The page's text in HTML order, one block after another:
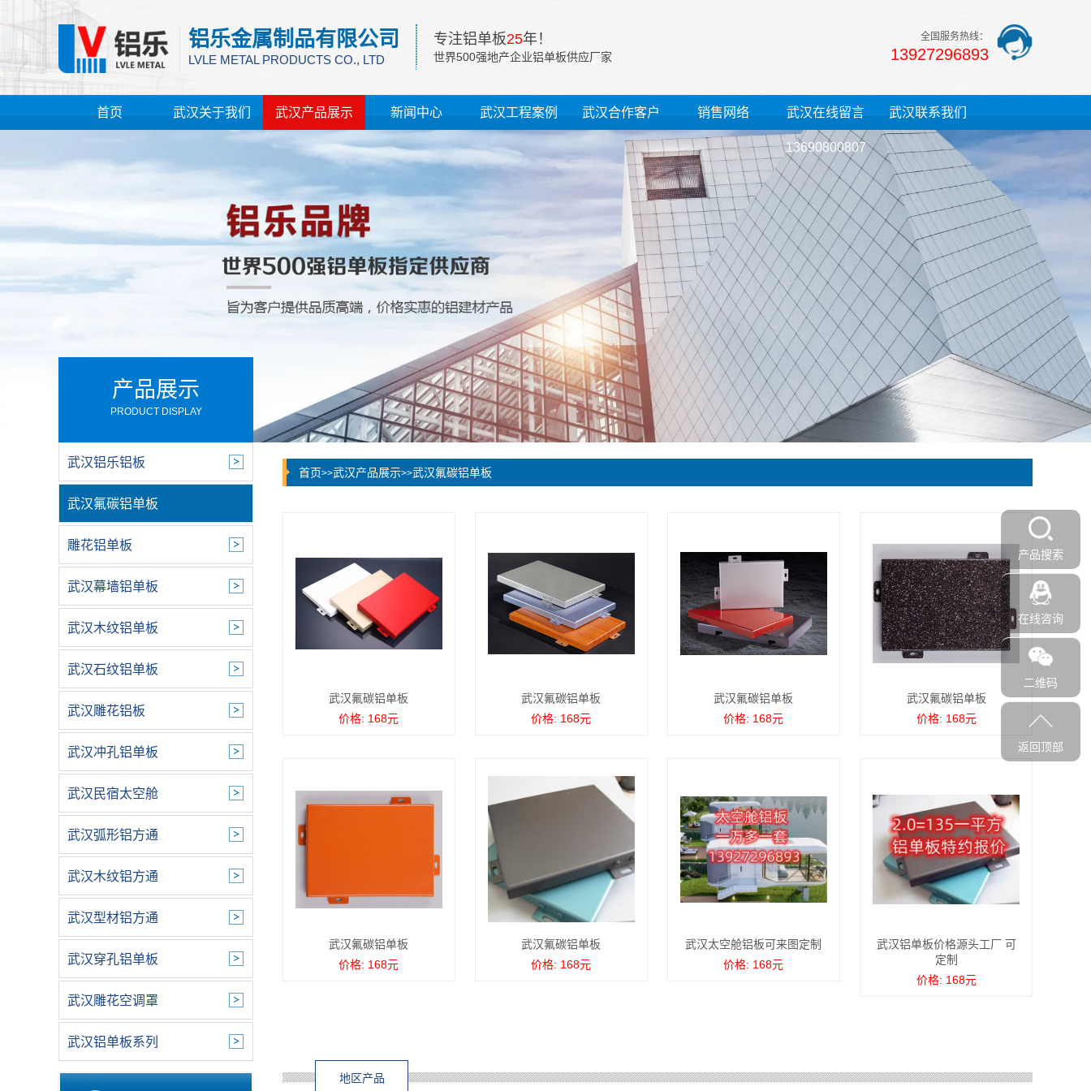
铝乐金属制品有限公司
LVLE METAL PRODUCTS CO., LTD
专注铝单板25年！
世界500强地产企业铝单板供应厂家
全国服务热线：
13927296893
首页 武汉关于我们 武汉产品展示 新闻中心 武汉工程案例 武汉合作客户 销售网络 武汉在线留言
13690800807
武汉联系我们
产品展示
PRODUCT DISPLAY
武汉铝乐铝板
武汉氟碳铝单板
雕花铝单板
武汉幕墙铝单板
武汉木纹铝单板
武汉石纹铝单板
武汉雕花铝板
武汉冲孔铝单板
武汉民宿太空舱
武汉弧形铝方通
武汉木纹铝方通
武汉型材铝方通
武汉穿孔铝单板
武汉雕花空调罩
武汉铝单板系列
首页>>武汉产品展示>>武汉氟碳铝单板
武汉氟碳铝单板
价格: 168元
武汉氟碳铝单板
价格: 168元
武汉氟碳铝单板
价格: 168元
武汉氟碳铝单板
价格: 168元
武汉氟碳铝单板
价格: 168元
武汉氟碳铝单板
价格: 168元
武汉太空舱铝板可来图定制
价格: 168元
武汉铝单板价格源头工厂 可
定制
价格: 168元
地区产品
产品搜索
在线咨询
二维码
返回顶部